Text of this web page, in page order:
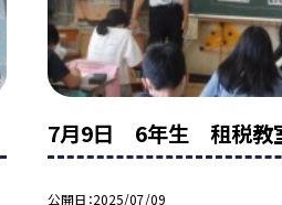
7月9日 6年生 租税教
公開日 2025/07/09